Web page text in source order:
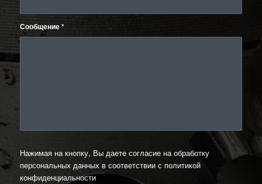
Сообщение*
Нажимая на кнопку, Вы даете согласие на обработку
персональных данных в соответствии с политикой
конфиденциальности